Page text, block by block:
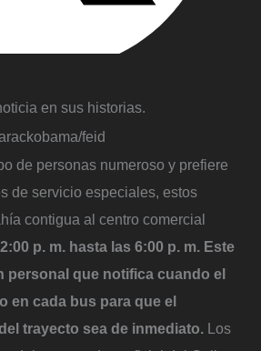
en sus historias.
feid
de personas numeroso y prefiere
de servicio especiales, estos
contigua al centro comercial
2:00 p. m. hasta las 6:00 p. m. Este
personal que notifica cuando el
en cada bus para que el
trayecto sea de inmediato. Los